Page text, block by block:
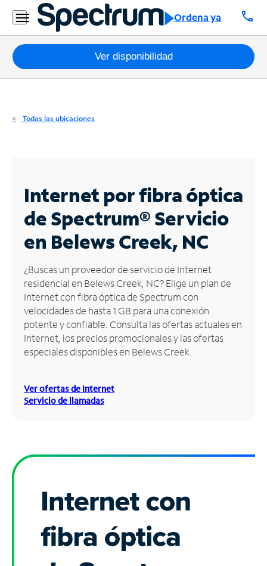
Ordena ya call
Residencial
Business
Paquetes
Internet
Business
Contáctanos
Inglés
Administrar
cuenta
Encuentra
una
tienda
Ver disponibilidad
Todas las ubicaciones
Internet por fibra óptica
de Spectrum®Servicio
en Belews Creek, NC
¿Buscas un proveedor de servicio de Internet
residencial en Belews Creek, NC? Elige un plan de
Internet con fibra óptica de Spectrum con
velocidades de hasta 1 GB para una conexión
potente y confiable. Consulta las ofertas actuales en
Internet, los precios promocionales y las ofertas
especiales disponibles en Belews Creek.
Ver ofertas de Internet
Servicio de llamadas